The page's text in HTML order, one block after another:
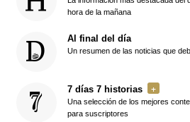
hora de la mañana
Al final del día
Un resumen de las noticias que
7 días 7 historias
Una selección de los mejores
para suscriptores